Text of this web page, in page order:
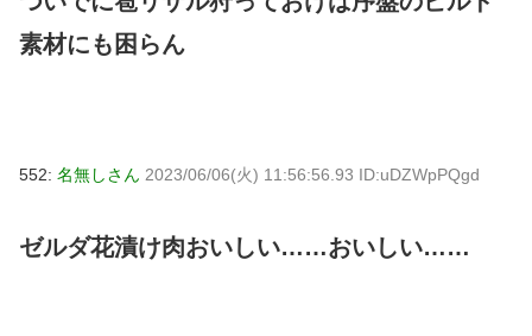
素材にも困らん
552: 名無しさん 2023/06/06(火) 11:56:56.93 ID:uDZWpPQgd
ゼルダ花漬け肉おいしい……おいしい……